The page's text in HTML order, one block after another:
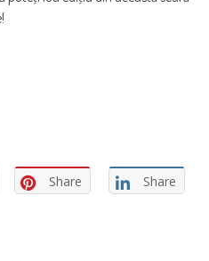
Share Share